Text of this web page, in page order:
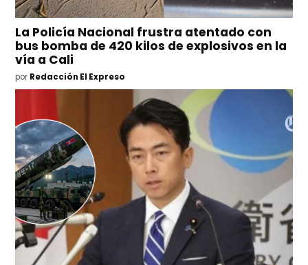
La Policía Nacional frustra atentado con
bus bomba de 420 kilos de explosivos en la
vía a Cali
por Redacción El Expreso